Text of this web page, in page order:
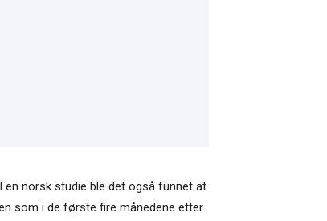
en norsk studie ble det også funnet at
som i de første fire månedene etter